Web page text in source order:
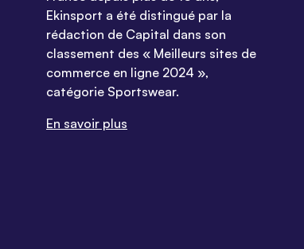
Ekinsport a été distingué par la
rédaction de Capital dans son
classement des « Meilleurs sites de
commerce en ligne 2024 »,
catégorie Sportswear.
En savoir plus